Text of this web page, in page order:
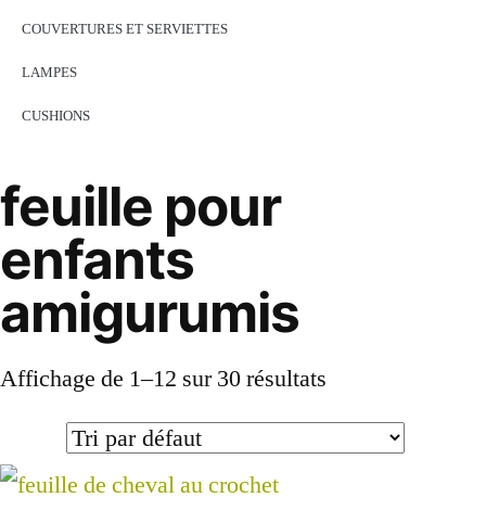
COUVERTURES ET SERVIETTES
LAMPES
CUSHIONS
feuille pour
enfants
amigurumis
Affichage de 1–12 sur 30 résultats